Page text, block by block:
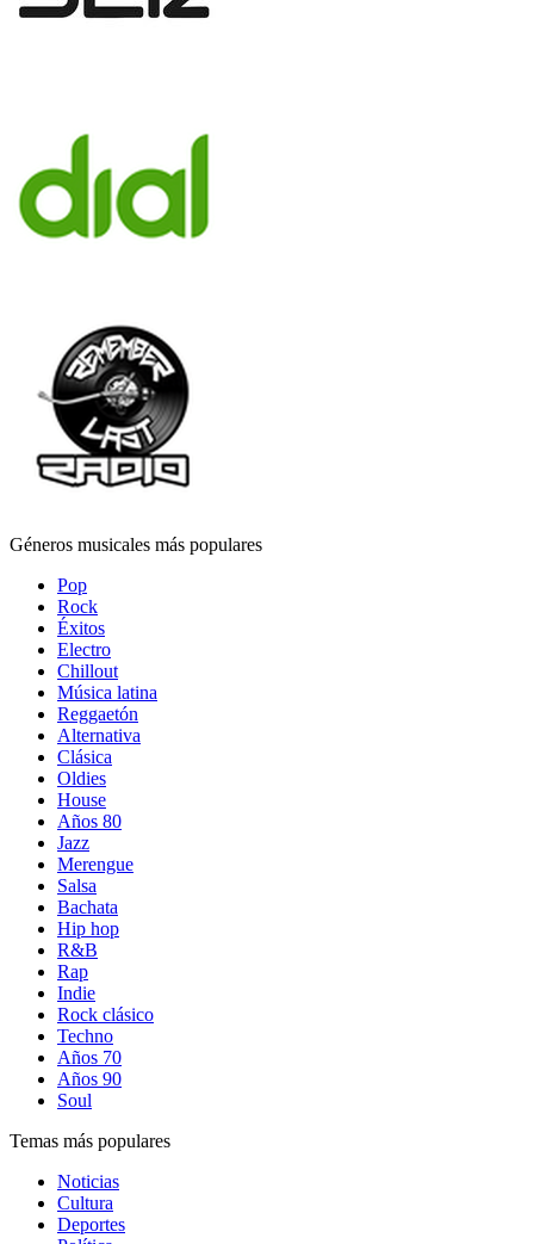
Géneros musicales más populares
Pop
Rock
Éxitos
Electro
Chillout
Música latina
Reggaetón
Alternativa
Clásica
Oldies
House
Años 80
Jazz
Merengue
Salsa
Bachata
Hip hop
R&B
Rap
Indie
Rock clásico
Techno
Años 70
Años 90
Soul
Temas más populares
Noticias
Cultura
Deportes